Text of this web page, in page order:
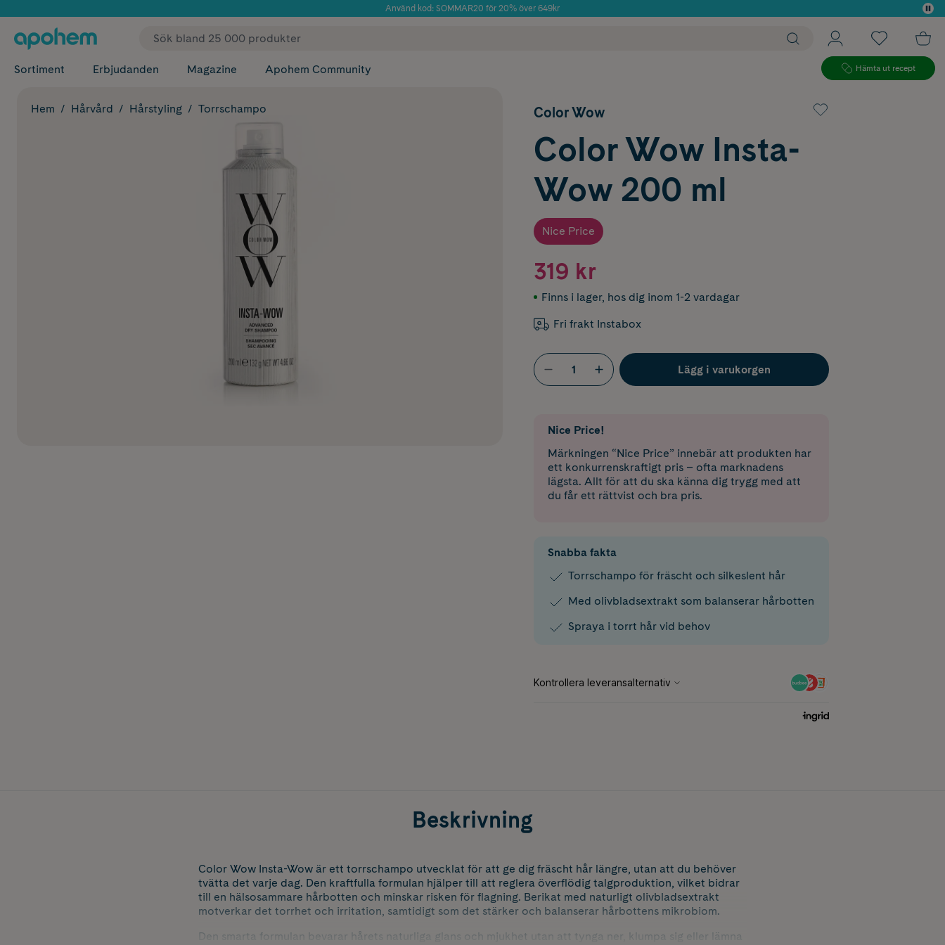
Använd kod: SOMMAR20 för 20% över 649kr
✓ Fri frakt
Sortiment Erbjudanden Magazine Apohem Community Hämta ut recept
Hem Hårvård Hårstyling Torrschampo Color Wow
Color Wow Insta-
Wow 200 ml
Nice Price
319 kr
Finns i lager, hos dig inom 1-2 vardagar
Fri frakt Instabox
Lägg i varukorgen
Nice Price!
Märkningen “Nice Price” innebär att produkten har
ett konkurrenskraftigt pris – ofta marknadens
lägsta. Allt för att du ska känna dig trygg med att
du får ett rättvist och bra pris.
Snabba fakta
Torrschampo för fräscht och silkeslent hår
Med olivbladsextrakt som balanserar hårbotten
Spraya i torrt hår vid behov
Beskrivning
Color Wow Insta-Wow är ett torrschampo utvecklat för att ge dig fräscht hår längre, utan att du behöver
tvätta det varje dag. Den kraftfulla formulan hjälper till att reglera överflödig talgproduktion, vilket bidrar
till en hälsosammare hårbotten och minskar risken för flagning. Berikat med naturligt olivbladsextrakt
motverkar det torrhet och irritation, samtidigt som det stärker och balanserar hårbottens mikrobiom.
Den smarta formulan bevarar hårets naturliga glans och mjukhet utan att tynga ner, klumpa sig eller lämna